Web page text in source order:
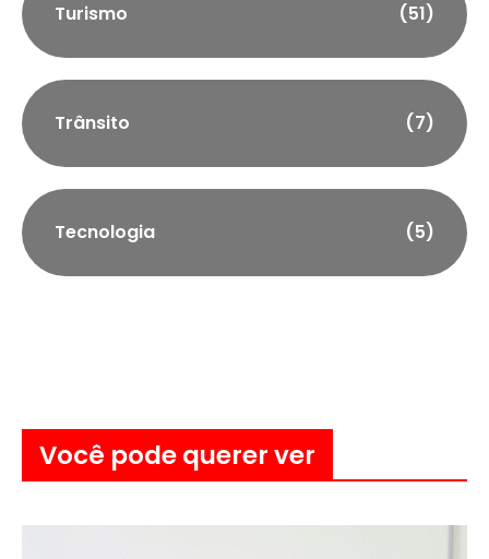
Turismo (51)
Trânsito (7)
Tecnologia (5)
Você pode querer ver